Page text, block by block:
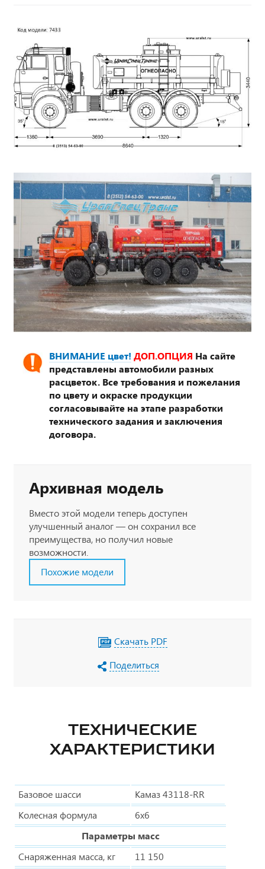
ВНИМАНИЕ цвет! ДОП.ОПЦИЯ На сайте
представлены автомобили разных
расцветок. Все требования и пожелания
по цвету и окраске продукции
согласовывайте на этапе разработки
технического задания и заключения
договора.
Архивная модель
Вместо этой модели теперь доступен
улучшенный аналог — он сохранил все
преимущества, но получил новые
возможности.
Похожие модели
Скачать PDF
Поделиться
ТЕХНИЧЕСКИЕ
ХАРАКТЕРИСТИКИ
Базовое шасси
Камаз 43118-RR
Колесная формула
6х6
Параметры масс
Снаряженная масса, кг
11 150